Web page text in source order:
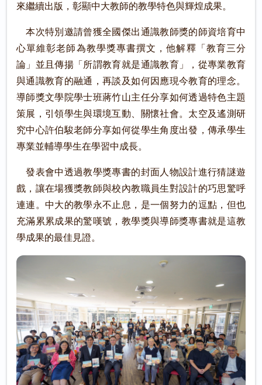
來繼續出版，彰顯中大教師的教學特色與輝煌成果。
本次特別邀請曾獲全國傑出通識教師獎的師資培育中
心單維彰老師為教學獎專書撰文，他解釋「教育三分
論」並且傳揚「所謂教育就是通識教育」，從專業教育
與通識教育的融通，再談及如何因應現今教育的理念。
導師獎文學院學士班蔣竹山主任分享如何透過特色主題
策展，引領學生與環境互動、關懷社會。太空及遙測研
究中心許伯駿老師分享如何從學生角度出發，傳承學生
專業並輔導學生在學習中成長。
發表會中透過教學獎專書的封面人物設計進行猜謎遊
戲，讓在場獲獎教師與校內教職員生對設計的巧思驚呼
連連。中大的教學永不止息，是一個努力的逗點，但也
充滿累累成果的驚嘆號，教學獎與導師獎專書就是這教
學成果的最佳見證。